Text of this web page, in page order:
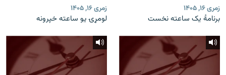
زمری ۱۶, ۱۴۰۵
برنامۀ یک ساعته نخست
زمری ۱۶, ۱۴۰۵
لومړۍ یو ساعته خپرونه